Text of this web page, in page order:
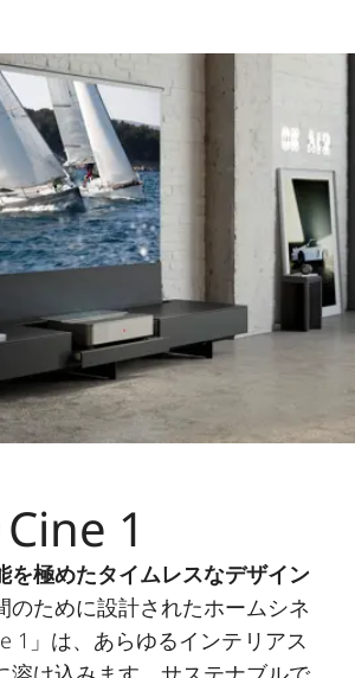
1
を極めたタイムレスなデザイン
のために設計されたホームシネ
1」は、あらゆるインテリアス